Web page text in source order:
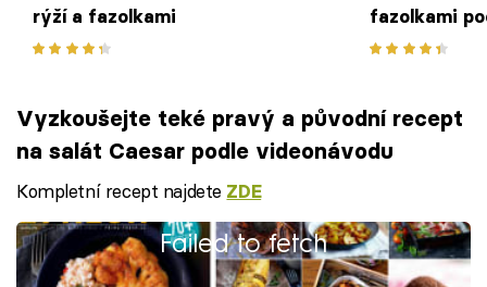
rýží a fazolkami
fazolkami
Vyzkoušejte teké pravý a původní recept
na salát Caesar podle videonávodu
Kompletní recept najdete ZDE
Failed to fetch